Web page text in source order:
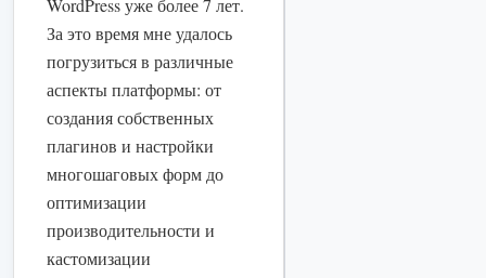
WordPress уже более 7 лет.
За это время мне удалось
погрузиться в различные
аспекты платформы: от
создания собственных
плагинов и настройки
многошаговых форм до
оптимизации
производительности и
кастомизации